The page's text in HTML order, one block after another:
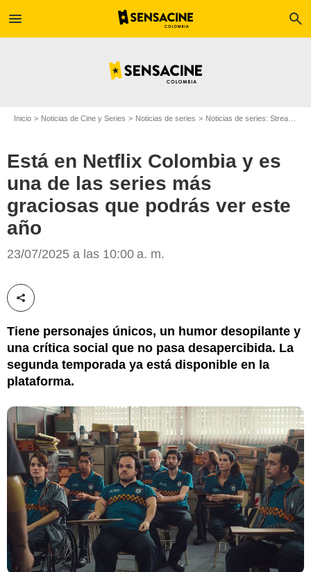
menu search
Inicio Noticias de Cine y Series Noticias de series Noticias de series: Streaming
Está en Netflix Colombia y es
una de las series más
graciosas que podrás ver este
año
23/07/2025 a las 10:00 a. m.
Compartir esta noticia
Tiene personajes únicos, un humor desopilante y
una crítica social que no pasa desapercibida. La
segunda temporada ya está disponible en la
plataforma.